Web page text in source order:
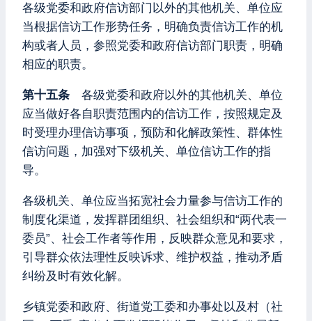
各级党委和政府信访部门以外的其他机关、单位应
当根据信访工作形势任务，明确负责信访工作的机
构或者人员，参照党委和政府信访部门职责，明确
相应的职责。
第十五条 各级党委和政府以外的其他机关、单位
应当做好各自职责范围内的信访工作，按照规定及
时受理办理信访事项，预防和化解政策性、群体性
信访问题，加强对下级机关、单位信访工作的指
导。
各级机关、单位应当拓宽社会力量参与信访工作的
制度化渠道，发挥群团组织、社会组织和“两代表一
委员”、社会工作者等作用，反映群众意见和要求，
引导群众依法理性反映诉求、维护权益，推动矛盾
纠纷及时有效化解。
乡镇党委和政府、街道党工委和办事处以及村（社